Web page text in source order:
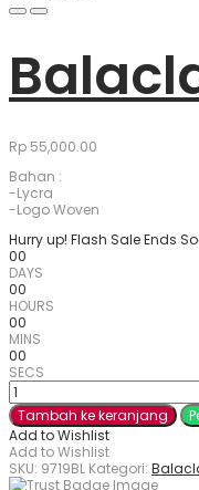
Rp 55,000.00
Bahan :
-Lycra
-Logo Woven
Hurry up! Flash Sale Ends
00
DAYS
00
HOURS
00
MINS
00
SECS
Kuantitas
Balaclava
Black
Tambah ke keranjang
Add to Wishlist
Add to Wishlist
SKU: 9719BL Kategori: